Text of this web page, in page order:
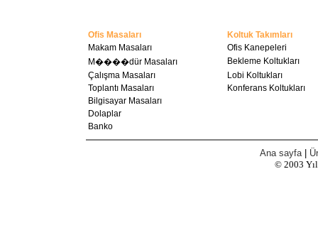
Ofis Masaları
Koltuk Takımları
Makam Masaları
Ofis Kanepeleri
M����dür Masaları
Bekleme Koltukları
Çalışma Masaları
Lobi Koltukları
Toplantı Masaları
Konferans Koltukları
Bilgisayar Masaları
Dolaplar
Banko
Ana sayfa
© 2003